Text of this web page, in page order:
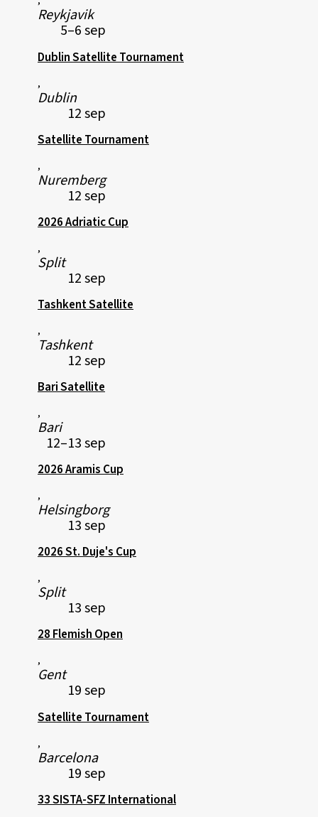
Reykjavik
5–6 sep
Dublin Satellite Tournament
,
Dublin
12 sep
Satellite Tournament
,
Nuremberg
12 sep
2026 Adriatic Cup
,
Split
12 sep
Tashkent Satellite
,
Tashkent
12 sep
Bari Satellite
,
Bari
12–13 sep
2026 Aramis Cup
,
Helsingborg
13 sep
2026 St. Duje's Cup
,
Split
13 sep
28 Flemish Open
,
Gent
19 sep
Satellite Tournament
,
Barcelona
19 sep
33 SISTA-SFZ International